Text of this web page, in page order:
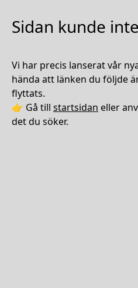
Sidan kunde
Vi har precis lanserat vår
hända att länken du följde
flyttats.
👉 Gå till startsidan eller
det du söker.